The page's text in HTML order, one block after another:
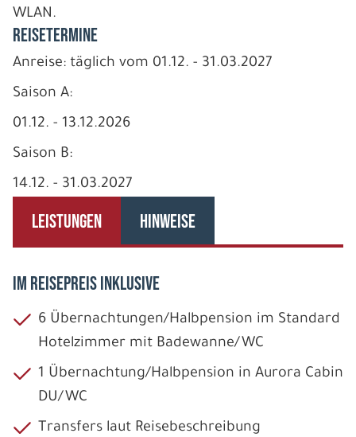
WLAN.
REISETERMINE
Anreise: täglich vom 01.12. - 31.03.2027
Saison A:
01.12. - 13.12.2026
Saison B:
14.12. - 31.03.2027
LEISTUNGEN HINWEISE
IM REISEPREIS INKLUSIVE
6 Übernachtungen/Halbpension im Standard
Hotelzimmer mit Badewanne/WC
1 Übernachtung/Halbpension in Aurora Cabin
DU/WC
Transfers laut Reisebeschreibung